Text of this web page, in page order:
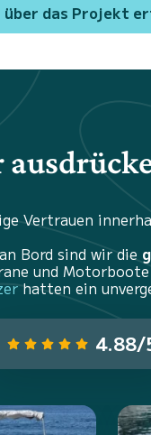
über das Projekt
Vertrauen
Bord sind wir die
und
hatten ein
4.88/